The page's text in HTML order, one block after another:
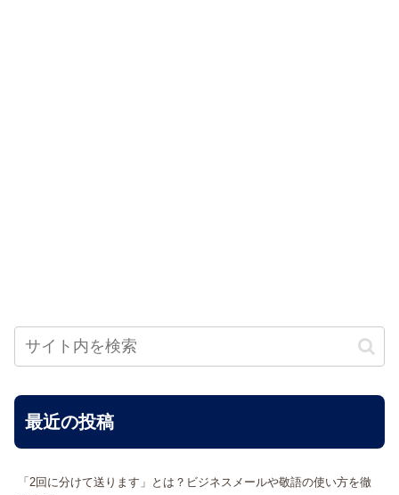
最近の投稿
「2回に分けて送ります」とは？ビジネスメールや敬語の使い方を徹